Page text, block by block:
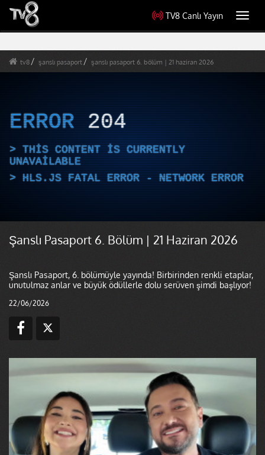
TV8 Canlı Yayın
tv8 şanslı pasaport şanslı pasaport 6. bölüm | 21 haziran 2026
ERROR 204
THIS CONTENT IS CURRENTLY
UNAVAILABLE
HLS.JS FATAL ERROR - NETWORK ERROR
Şanslı Pasaport 6. Bölüm | 21 Haziran 2026
Şanslı Pasaport, 6. bölümüyle yayında! Birbirinden renkli etaplar,
unutulmaz anlar ve büyük ödüllerle dolu serüven şimdi başlıyor!
22/06/2026